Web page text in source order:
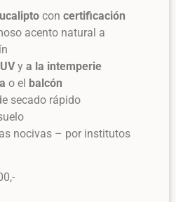
con certificación
acento natural a
y a la intemperie
o el balcón
secado rápido
nocivas – por institutos